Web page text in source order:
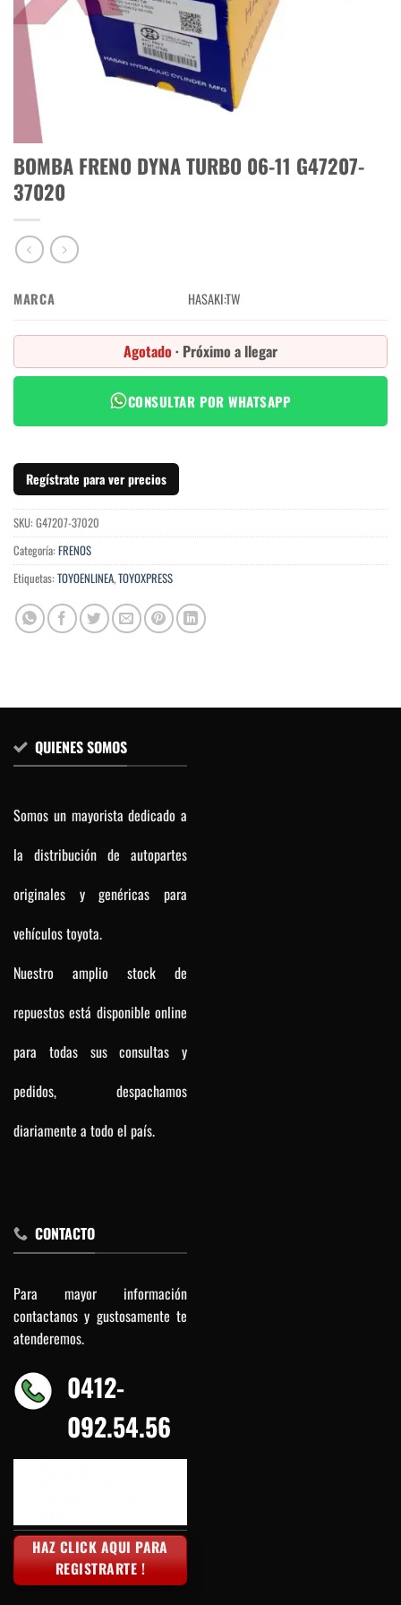
BOMBA FRENO DYNA TURBO 06-11 G47207-
37020
MARCA HASAKI:TW
Agotado · Próximo a llegar
CONSULTAR POR WHATSAPP
Regístrate para ver precios
SKU: G47207-37020
Categoría: FRENOS
Etiquetas: TOYOENLINEA,TOYOXPRESS
QUIENES SOMOS
Somos un mayorista dedicado a
la distribución de autopartes
originales y genéricas para
vehículos toyota.
Nuestro amplio stock de
repuestos está disponible online
para todas sus consultas y
pedidos, despachamos
diariamente a todo el país.
CONTACTO
Para mayor información
contactanos y gustosamente te
atenderemos.
0412-
092.54.56
HAZ CLICK AQUI PARA
REGISTRARTE !